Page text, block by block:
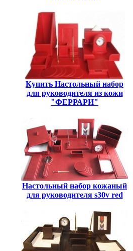
Купить Настольный набор
для руководителя из кожи
"ФЕРРАРИ"
Настольный набор кожаный
для руководителя s30v red